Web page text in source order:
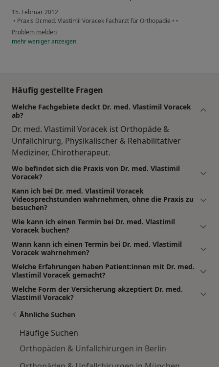
15. Februar 2012
• Praxis Dr.med. Vlastimil Voracek Facharzt für Orthopädie • •
Problem melden
mehrwenigeranzeigen
Häufig gestellte Fragen
Welche Fachgebiete deckt Dr. med. Vlastimil Voracek
ab?
Dr. med. Vlastimil Voracek ist Orthopäde &
Unfallchirurg, Physikalischer & Rehabilitativer
Mediziner, Chirotherapeut.
Wo befindet sich die Praxis von Dr. med. Vlastimil
Voracek?
Kann ich bei Dr. med. Vlastimil Voracek
Videosprechstunden wahrnehmen, ohne die Praxis zu
besuchen?
Wie kann ich einen Termin bei Dr. med. Vlastimil
Voracek buchen?
Wann kann ich einen Termin bei Dr. med. Vlastimil
Voracek wahrnehmen?
Welche Erfahrungen haben Patient:innen mit Dr. med.
Vlastimil Voracek gemacht?
Welche Form der Versicherung akzeptiert Dr. med.
Vlastimil Voracek?
Ähnliche Suchen
Häufige Suchen
Orthopäden & Unfallchirurgen in Berlin